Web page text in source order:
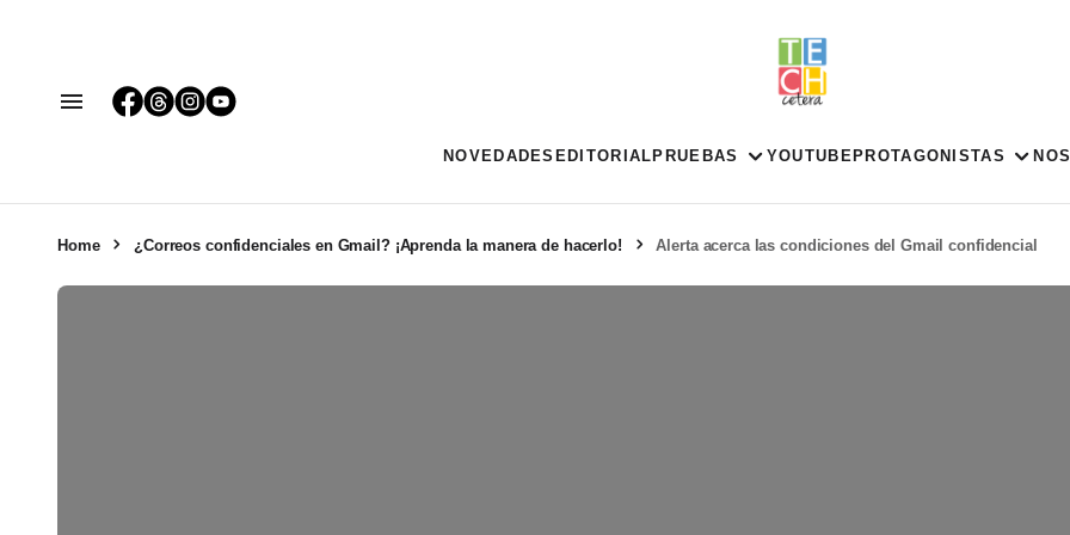
NOVEDADES EDITORIAL PRUEBAS YOUTUBE PROTAGONISTAS
Home ¿Correos confidenciales en Gmail? ¡Aprenda la manera de hacerlo! Alerta acerca las condiciones del Gmail confidencial